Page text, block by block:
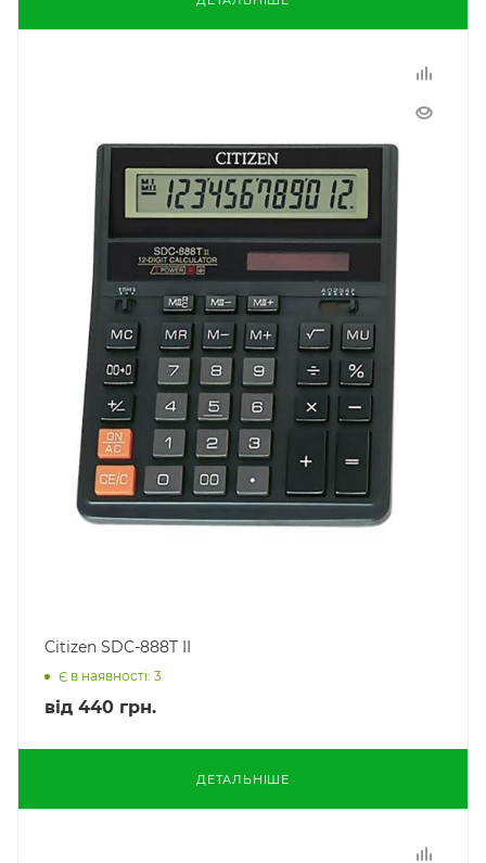
Citizen SDC-888T II
Є в наявності: 3
від 440 грн.
ДЕТАЛЬНІШЕ